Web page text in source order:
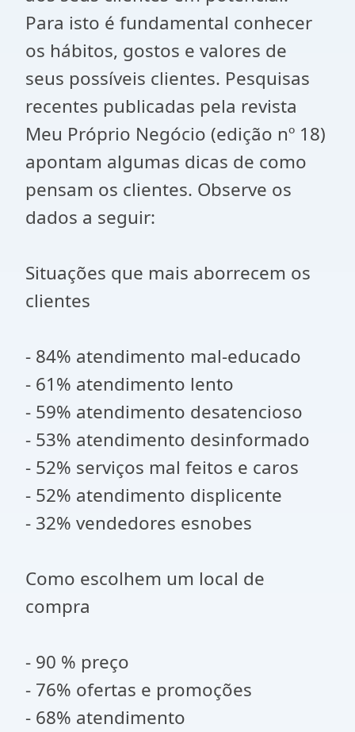
Para isto é fundamental conhecer
os hábitos, gostos e valores de
seus possíveis clientes. Pesquisas
recentes publicadas pela revista
Meu Próprio Negócio (edição nº 18)
apontam algumas dicas de como
pensam os clientes. Observe os
dados a seguir:
Situações que mais aborrecem os
clientes
- 84% atendimento mal-educado
- 61% atendimento lento
- 59% atendimento desatencioso
- 53% atendimento desinformado
- 52% serviços mal feitos e caros
- 52% atendimento displicente
- 32% vendedores esnobes
Como escolhem um local de
compra
- 90 % preço
- 76% ofertas e promoções
- 68% atendimento